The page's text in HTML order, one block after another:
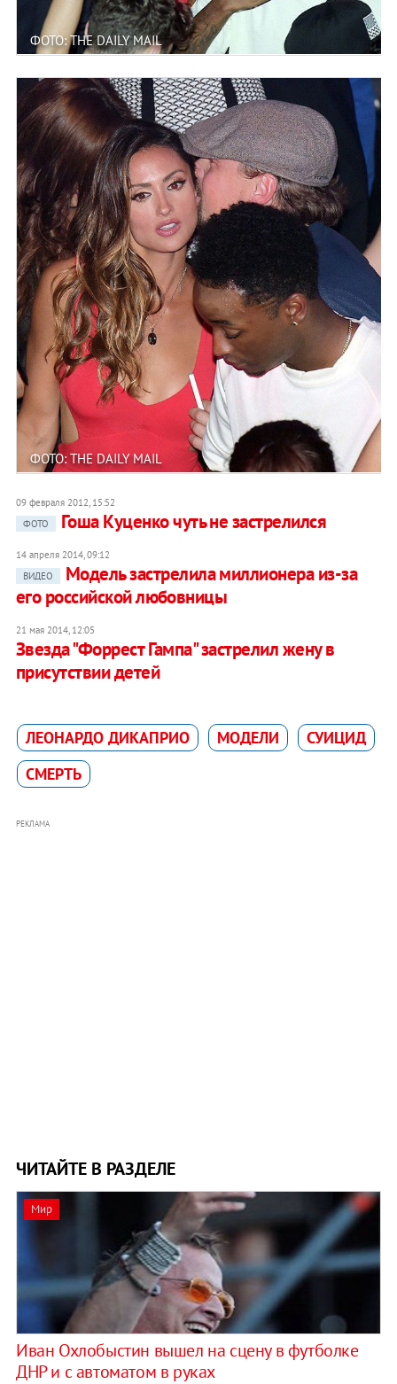
ФОТО: THE DAILY MAIL
ФОТО: THE DAILY MAIL
09 февраля 2012, 15:52
ФОТО
Гоша Куценко чуть не застрелился
14 апреля 2014, 09:12
ВИДЕО
Модель застрелила миллионера из-за
его российской любовницы
21 мая 2014, 12:05
Звезда "Форрест Гампа" застрелил жену в
присутствии детей
ЛЕОНАРДО ДИКАПРИО МОДЕЛИ
СУИЦИД
СМЕРТЬ
РЕКЛАМА
ЧИТАЙТЕ В РАЗДЕЛЕ
Мир
Иван Охлобыстин вышел на сцену в футболке
ДНР и с автоматом в руках